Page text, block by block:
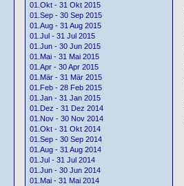
01.Okt - 31 Okt 2015
01.Sep - 30 Sep 2015
01.Aug - 31 Aug 2015
01.Jul - 31 Jul 2015
01.Jun - 30 Jun 2015
01.Mai - 31 Mai 2015
01.Apr - 30 Apr 2015
01.Mär - 31 Mär 2015
01.Feb - 28 Feb 2015
01.Jan - 31 Jan 2015
01.Dez - 31 Dez 2014
01.Nov - 30 Nov 2014
01.Okt - 31 Okt 2014
01.Sep - 30 Sep 2014
01.Aug - 31 Aug 2014
01.Jul - 31 Jul 2014
01.Jun - 30 Jun 2014
01.Mai - 31 Mai 2014